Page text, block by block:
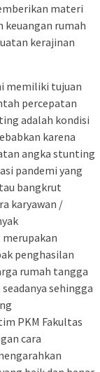
materi
keuangan rumah
kerajinan
memiliki tujuan
percepatan
adalah kondisi
karena
angka stunting
pandemi yang
bangkrut
karyawan /
penghasilan
rumah tangga
sehingga
PKM Fakultas
cara